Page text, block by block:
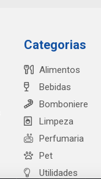
Categorias
Alimentos
Bebidas
Bomboniere
Limpeza
Perfumaria
Pet
Utilidades